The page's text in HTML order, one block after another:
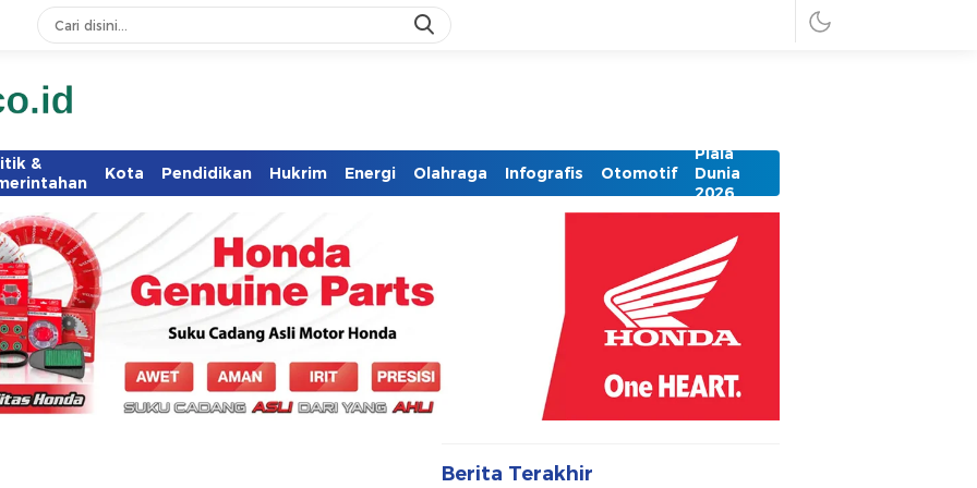
&
Kota Pendidikan Hukrim Energi Olahraga Infografis Otomotif
Piala
Dunia
2026
Berita Terakhir